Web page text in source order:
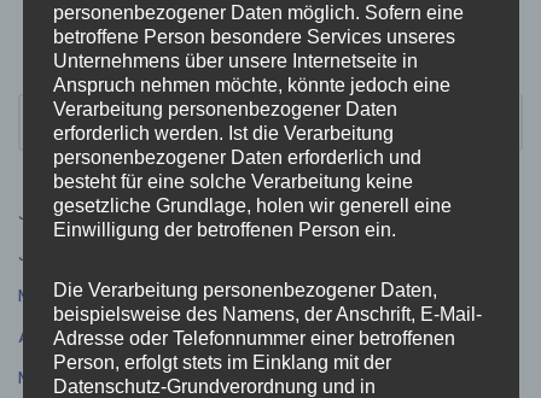
Juli 2026(9)
Juni 2026
Mai 2026(4)
April 2026(5)
März 2026(3)
personenbezogener Daten möglich. Sofern eine
betroffene Person besondere Services unseres
Unternehmens über unsere Internetseite in
Anspruch nehmen möchte, könnte jedoch eine
Verarbeitung personenbezogener Daten
erforderlich werden. Ist die Verarbeitung
personenbezogener Daten erforderlich und
besteht für eine solche Verarbeitung keine
gesetzliche Grundlage, holen wir generell eine
Einwilligung der betroffenen Person ein.
Die Verarbeitung personenbezogener Daten,
beispielsweise des Namens, der Anschrift, E-Mail-
Adresse oder Telefonnummer einer betroffenen
Person, erfolgt stets im Einklang mit der
Datenschutz-Grundverordnung und in